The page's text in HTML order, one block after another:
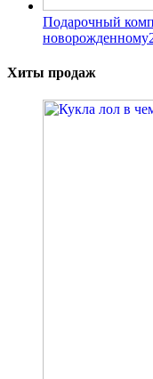
Подарочный
Хиты продаж